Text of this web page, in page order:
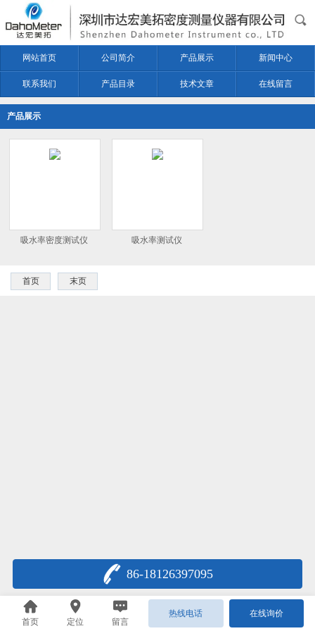
网站首页 公司简介 产品展示 新闻中心
联系我们 产品目录 技术文章 在线留言
产品展示
吸水率密度测试仪 吸水率测试仪
首页 末页
86-18126397095
首页 定位 留言
热线电话 在线询价